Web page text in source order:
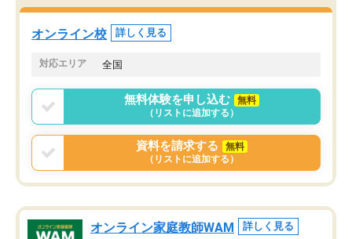
オンライン校 詳しく見る
対応エリア 全国
無料体験を申し込む
無料
（リストに追加する）
資料を請求する
無料
（リストに追加する）
オンライン家庭教師WAM 詳しく見る